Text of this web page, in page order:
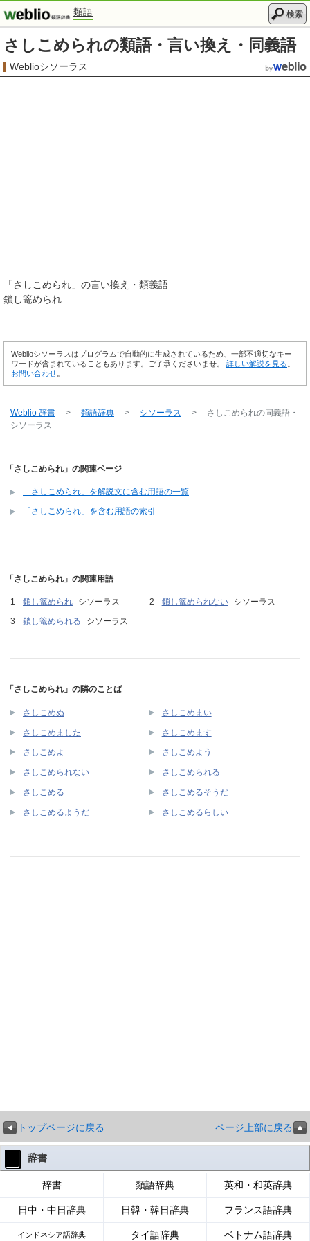
類語 検索
さしこめられの類語・言い換え・同義語
Weblioシソーラス
「さしこめられ 」の言い換え・類義語
鎖し篭められ
Weblioシソーラスはプログラムで自動的に生成されているため、一部不適切なキー
ワードが含まれていることもあります。ご了承くださいませ。 詳しい解説を見る
お問い合わせ
Weblio 辞書 > 類語辞典 > シソーラス > さしこめられの同義語・
シソーラス
「さしこめられ」の関連ページ
「さしこめられ」を解説文に含む用語の一覧
「さしこめられ」を含む用語の索引
「さしこめられ」の関連用語
鎖し篭められ シソーラス 鎖し篭められない
シソーラス
鎖し篭められる
シソーラス
「さしこめられ」の隣のことば
さしこめぬ さしこめまい
さしこめました さしこめます
さしこめよ さしこめよう
さしこめられない さしこめられる
さしこめる さしこめるそうだ
さしこめるようだ さしこめるらしい
トップページに戻る ページ上部に戻る
辞書
辞書 類語辞典 英和・和英辞典
日中・中日辞典 日韓・韓日辞典 フランス語辞典
インドネシア語辞典 タイ語辞典 ベトナム語辞典